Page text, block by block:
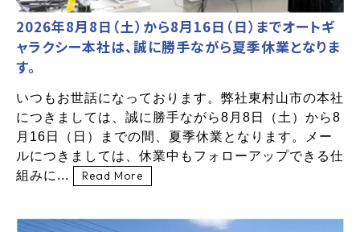
2026年8月8日（土）から8月16日（日）までオートギ
ャラクシー本社は、誠に勝手ながら夏季休業となりま
す。
いつもお世話になっております。弊社東村山市の本社
につきましては、誠に勝手ながら8月8日（土）から8
月16日（日）までの間、夏季休業となります。メー
ルにつきましては、休業中もフォローアップできる仕
組みに...
Read More